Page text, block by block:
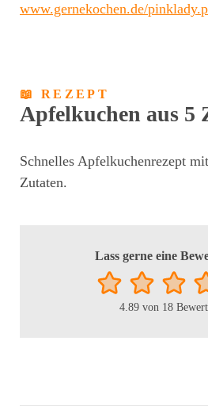
www.gernekochen.de/
📖 REZEPT
Apfelkuchen aus 5
Schnelles Apfelkuchenrezept
Zutaten.
Lass gerne eine
4.89 von 18